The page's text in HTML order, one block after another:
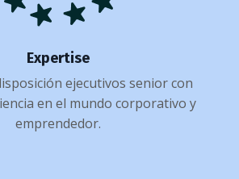
Expertise
ejecutivos senior con
en el mundo corporativo y
emprendedor.